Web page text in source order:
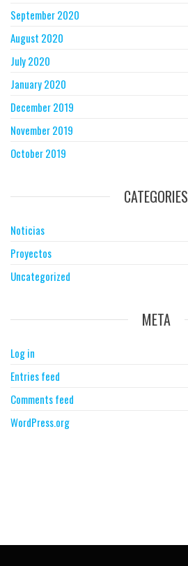
September 2020
August 2020
July 2020
January 2020
December 2019
November 2019
October 2019
CATEGORIES
Noticias
Proyectos
Uncategorized
META
Log in
Entries feed
Comments feed
WordPress.org